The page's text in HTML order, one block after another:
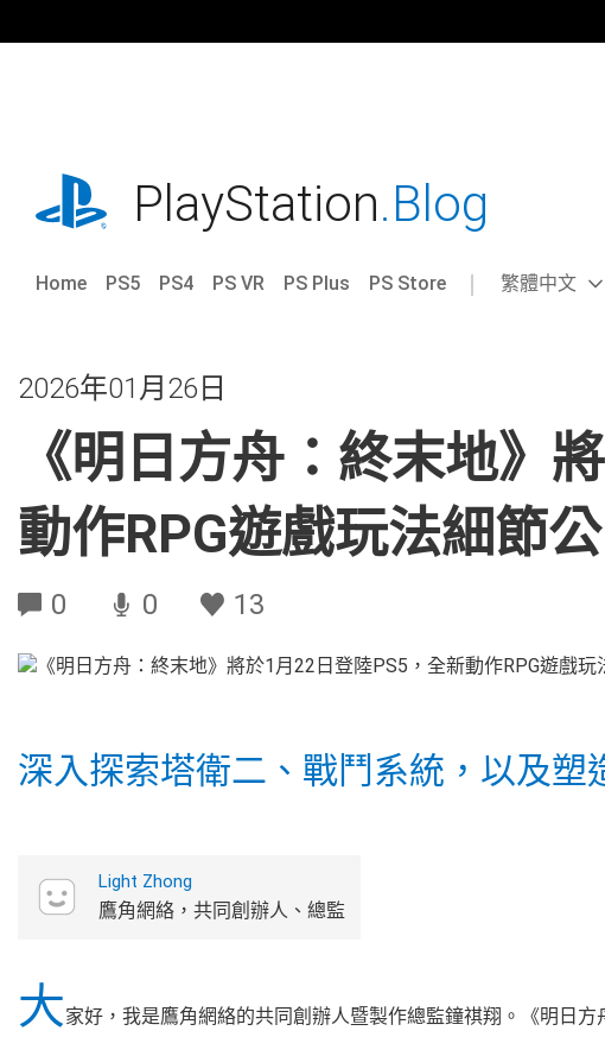
往
playstation.comPlayStation.Blog
Home PS5 PS4 PS VR PS Plus PS Store
Select
Current
繁體中文
2026年01月26日
《明日方舟：終末地》
動作RPG遊戲玩法細節
0 0 13
深入探索塔衛二、戰鬥系統，以及塑
Light Zhong
鷹角網絡，共同創辦人、總監
大家好，我是鷹角網絡的共同創辦人暨製作總監鐘祺翔。《明日